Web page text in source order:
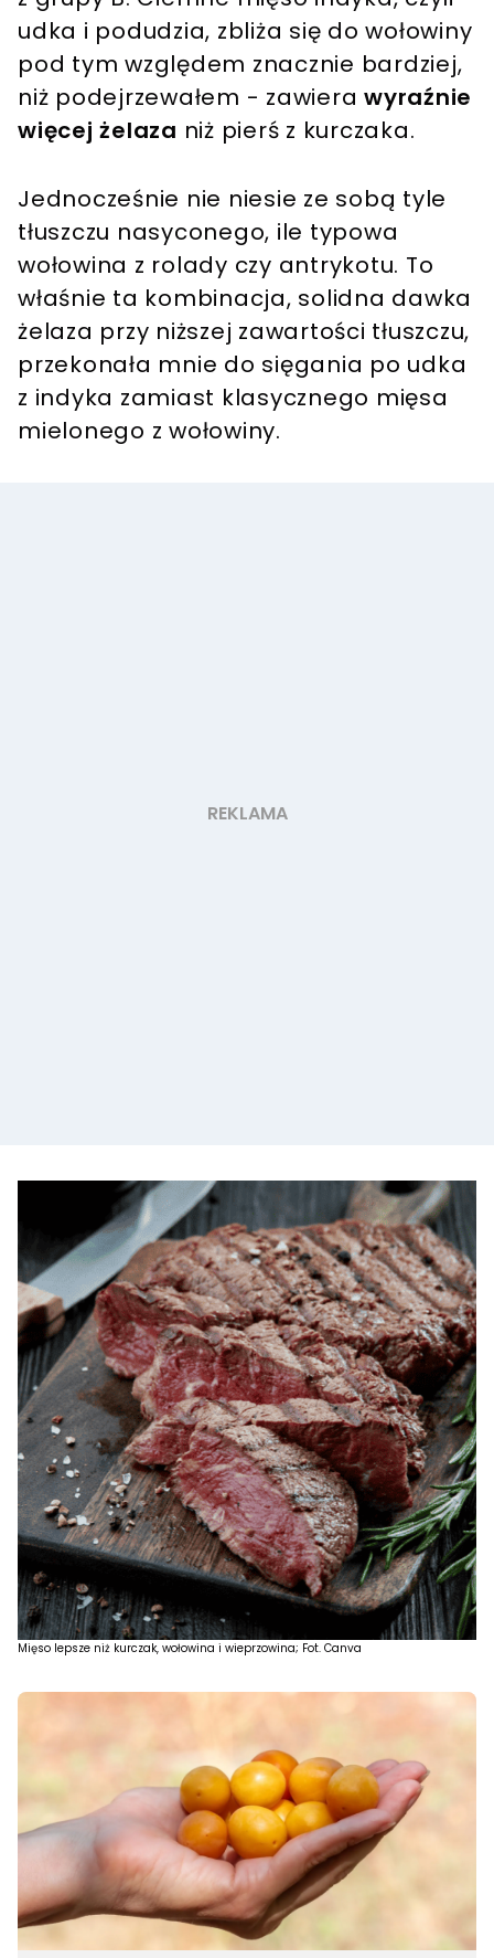
udka i podudzia, zbliża się do wołowiny
pod tym względem znacznie bardziej,
niż podejrzewałem - zawiera wyraźnie
więcej żelaza niż pierś z kurczaka.
Jednocześnie nie niesie ze sobą tyle
tłuszczu nasyconego, ile typowa
wołowina z rolady czy antrykotu. To
właśnie ta kombinacja, solidna dawka
żelaza przy niższej zawartości tłuszczu,
przekonała mnie do sięgania po udka
z indyka zamiast klasycznego mięsa
mielonego z wołowiny.
Mięso lepsze niż kurczak, wołowina i wieprzowina; Fot. Canva